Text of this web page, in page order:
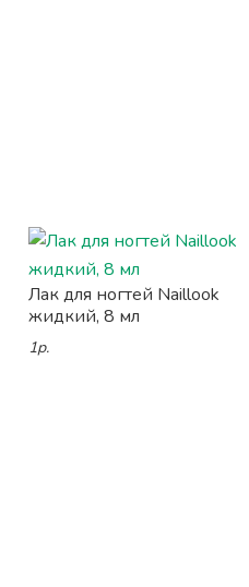
Лак для ногтей Naillook
жидкий, 8 мл
1р.